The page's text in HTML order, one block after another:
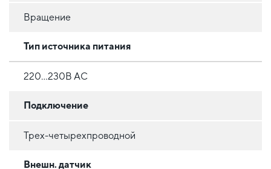
Вращение
Тип источника питания
220...230В AC
Подключение
Трех-четырехпроводной
Внешн. датчик